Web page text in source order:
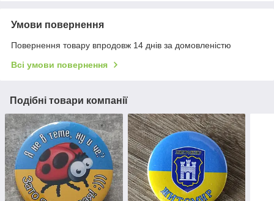
Умови повернення
Повернення товару впродовж 14 днів за домовленістю
Всі умови повернення
Подібні товари компанії